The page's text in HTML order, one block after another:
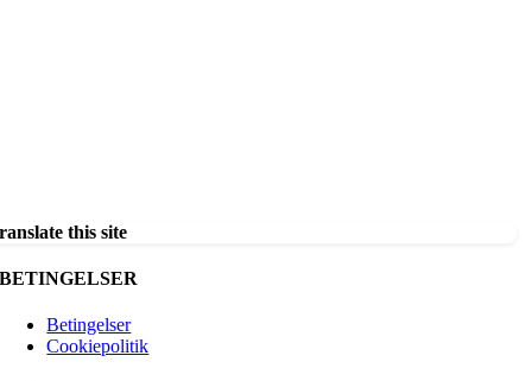
this site
BETINGELSER
Betingelser
Cookiepolitik